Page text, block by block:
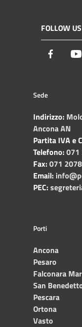
FOLLOW
Facebook
Sede
Indirizzo:
Ancona AN
Partita IVA e
Telefono:071
Fax:071
Email:
PEC:
Porti
Ancona
Pesaro
Falconara
San
Pescara
Ortona
Vasto